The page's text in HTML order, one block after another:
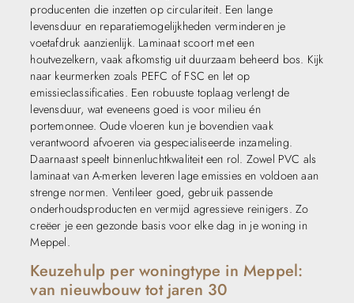
producenten die inzetten op circulariteit. Een lange
levensduur en reparatiemogelijkheden verminderen je
voetafdruk aanzienlijk. Laminaat scoort met een
houtvezelkern, vaak afkomstig uit duurzaam beheerd bos. Kijk
naar keurmerken zoals PEFC of FSC en let op
emissieclassificaties. Een robuuste toplaag verlengt de
levensduur, wat eveneens goed is voor milieu én
portemonnee. Oude vloeren kun je bovendien vaak
verantwoord afvoeren via gespecialiseerde inzameling.
Daarnaast speelt binnenluchtkwaliteit een rol. Zowel PVC als
laminaat van A-merken leveren lage emissies en voldoen aan
strenge normen. Ventileer goed, gebruik passende
onderhoudsproducten en vermijd agressieve reinigers. Zo
creëer je een gezonde basis voor elke dag in je woning in
Meppel.
Keuzehulp per woningtype in Meppel:
van nieuwbouw tot jaren 30